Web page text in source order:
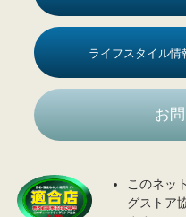
ライフスタイル情
お
このネッ
グストア